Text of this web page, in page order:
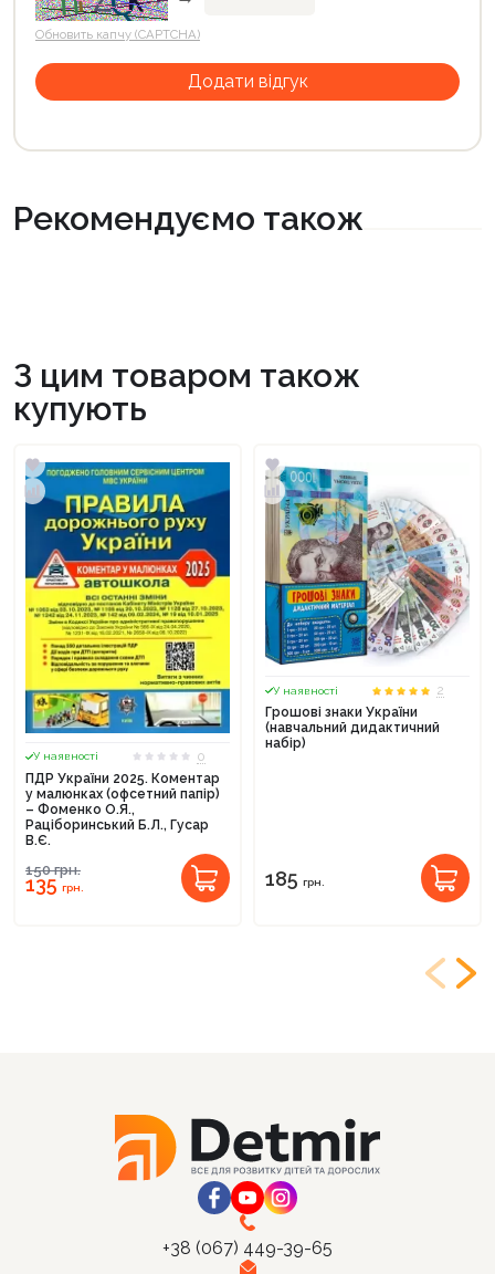
Обновить капчу (CAPTCHA)
Рекомендуємо також
З цим товаром також
купують
У наявності
0
ПДР України 2025. Коментар
у малюнках (офсетний папір)
– Фоменко О.Я.,
Раціборинський Б.Л., Гусар
В.Є.
150грн.
135грн.
У наявності
2
Грошові знаки України
(навчальний дидактичний
набір)
185 грн.
+38 (067) 449-39-65